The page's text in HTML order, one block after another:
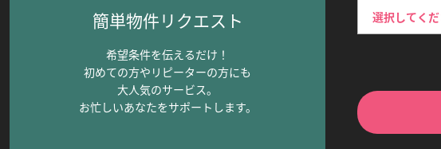
簡単物件リクエスト
希望条件を伝えるだけ！
初めての方やリピーターの方にも
大人気のサービス。
お忙しいあなたをサポートします。